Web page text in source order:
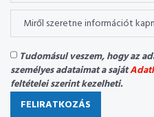
Tudomásul veszem, hogy az
személyes adataimat a saját
feltételei szerint kezelheti.
FELIRATKOZÁS